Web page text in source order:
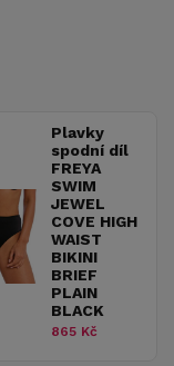
Plavky
spodní díl
FREYA
SWIM
JEWEL
COVE HIGH
WAIST
BIKINI
BRIEF
PLAIN
BLACK
865 Kč